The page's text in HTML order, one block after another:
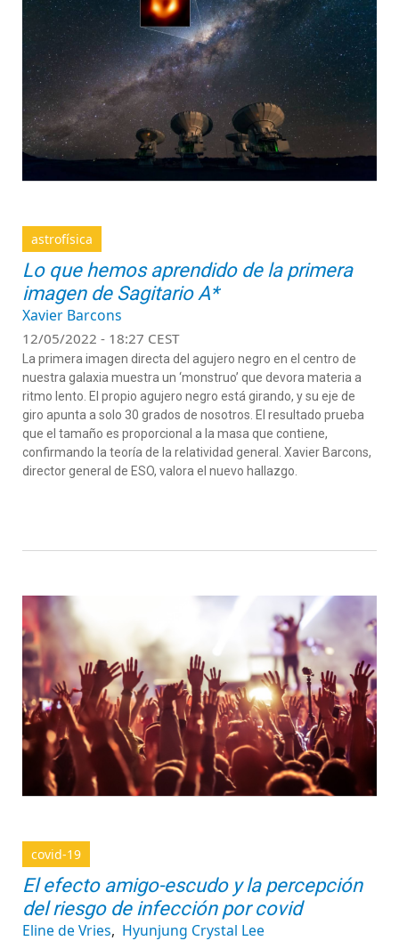
astrofísica
Lo que hemos aprendido de la primera
imagen de Sagitario A*
Xavier Barcons
12/05/2022 - 18:27 CEST
La primera imagen directa del agujero negro en el centro de
nuestra galaxia muestra un ‘monstruo’ que devora materia a
ritmo lento. El propio agujero negro está girando, y su eje de
giro apunta a solo 30 grados de nosotros. El resultado prueba
que el tamaño es proporcional a la masa que contiene,
confirmando la teoría de la relatividad general. Xavier Barcons,
director general de ESO, valora el nuevo hallazgo.
covid-19
El efecto amigo-escudo y la percepción
del riesgo de infección por covid
Eline de Vries Hyunjung Crystal Lee